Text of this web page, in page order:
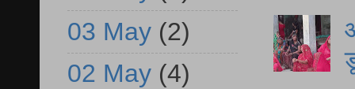
03 May (2)
02 May (4)